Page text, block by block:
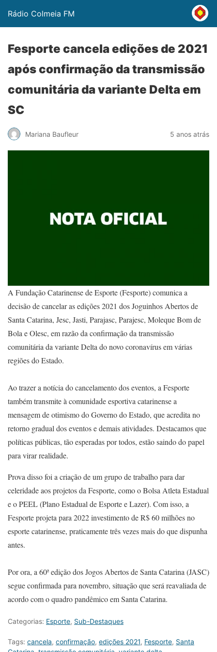
Rádio Colmeia FM
Fesporte cancela edições de 2021
após confirmação da transmissão
comunitária da variante Delta em
SC
Mariana Baufleur 5 anos atrás
A Fundação Catarinense de Esporte (Fesporte) comunica a
decisão de cancelar as edições 2021 dos Joguinhos Abertos de
Santa Catarina, Jesc, Jasti, Parajasc, Parajesc, Moleque Bom de
Bola e Olesc, em razão da confirmação da transmissão
comunitária da variante Delta do novo coronavírus em várias
regiões do Estado.
Ao trazer a notícia do cancelamento dos eventos, a Fesporte
também transmite à comunidade esportiva catarinense a
mensagem de otimismo do Governo do Estado, que acredita no
retorno gradual dos eventos e demais atividades. Destacamos que
políticas públicas, tão esperadas por todos, estão saindo do papel
para virar realidade.
Prova disso foi a criação de um grupo de trabalho para dar
celeridade aos projetos da Fesporte, como o Bolsa Atleta Estadual
e o PEEL (Plano Estadual de Esporte e Lazer). Com isso, a
Fesporte projeta para 2022 investimento de R$ 60 milhões no
esporte catarinense, praticamente três vezes mais do que dispunha
antes.
Por ora, a 60ª edição dos Jogos Abertos de Santa Catarina (JASC)
segue confirmada para novembro, situação que será reavaliada de
acordo com o quadro pandêmico em Santa Catarina.
Categorias: Esporte, Sub-Destaques
Tags: cancela, confirmação, edições 2021, Fesporte, Santa